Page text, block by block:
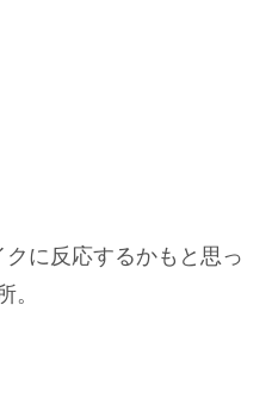
に反応するかもと思っ
。